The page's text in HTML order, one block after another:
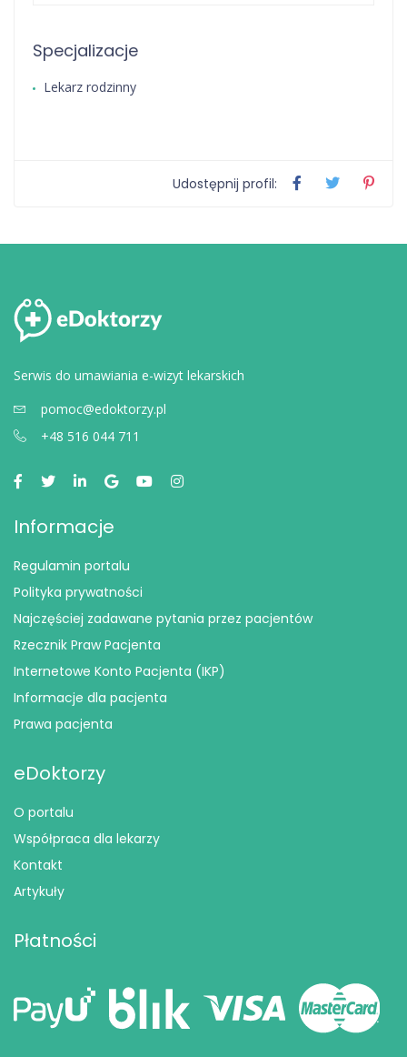
Specjalizacje
Lekarz rodzinny
Udostępnij profil:
Serwis do umawiania e-wizyt lekarskich
pomoc@edoktorzy.pl
+48 516 044 711
Informacje
Regulamin portalu
Polityka prywatności
Najczęściej zadawane pytania przez pacjentów
Rzecznik Praw Pacjenta
Internetowe Konto Pacjenta (IKP)
Informacje dla pacjenta
Prawa pacjenta
eDoktorzy
O portalu
Współpraca dla lekarzy
Kontakt
Artykuły
Płatności